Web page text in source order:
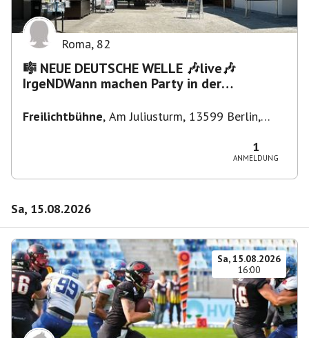
Roma, 82
🎼 NEUE DEUTSCHE WELLE 🎶live🎶
IrgeNDWann machen Party in der
Freilichtbühne, Am Juliusturm, 13599 Berlin,
1
ANMELDUNG
Sa, 15.08.2026
Sa, 15.08.2026
16:00